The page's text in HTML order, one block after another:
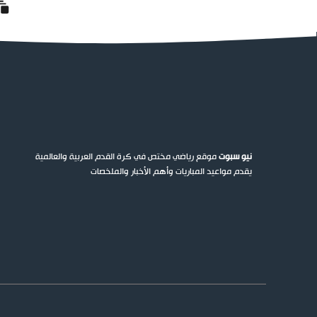
نيو سبوتموقع رياضي مختص في كرة القدم العربية والعالمية
يقدم مواعيد المباريات وأهم الأخبار والملخصات